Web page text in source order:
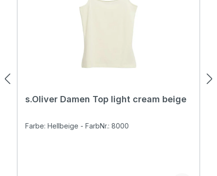
s.Oliver Damen Top light cream beige
Farbe: Hellbeige - FarbNr.: 8000